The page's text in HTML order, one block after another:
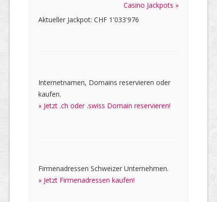
Casino Jackpots »
Aktueller Jackpot: CHF 1'033'976
Internetnamen, Domains reservieren oder
kaufen.
» Jetzt .ch oder .swiss Domain reservieren!
Firmenadressen Schweizer Unternehmen.
» Jetzt Firmenadressen kaufen!